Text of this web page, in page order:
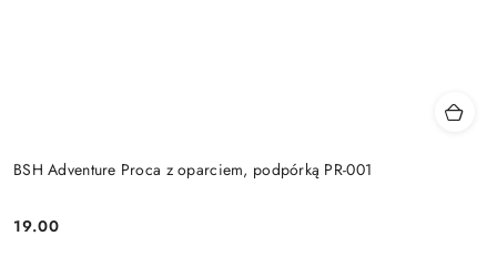
BSH Adventure Proca z oparciem, podpórką PR-001
Cena:
19.00